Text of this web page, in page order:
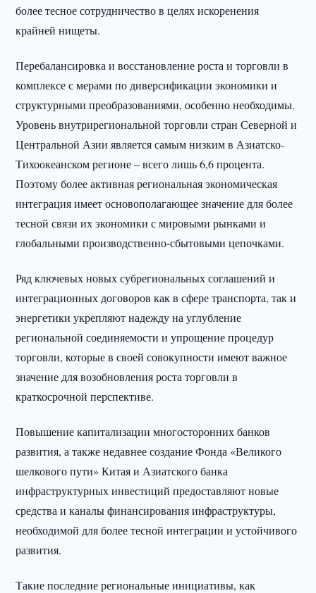
более тесное сотрудничество в целях искоренения
крайней нищеты.
Перебалансировка и восстановление роста и торговли в
комплексе с мерами по диверсификации экономики и
структурными преобразованиями, особенно необходимы.
Уровень внутрирегиональной торговли стран Северной и
Центральной Азии является самым низким в Азиатско-
Тихоокеанском регионе – всего лишь 6,6 процента.
Поэтому более активная региональная экономическая
интеграция имеет основополагающее значение для более
тесной связи их экономики с мировыми рынками и
глобальными производственно-сбытовыми цепочками.
Ряд ключевых новых субрегиональных соглашений и
интеграционных договоров как в сфере транспорта, так и
энергетики укрепляют надежду на углубление
региональной соединяемости и упрощение процедур
торговли, которые в своей совокупности имеют важное
значение для возобновления роста торговли в
краткосрочной перспективе.
Повышение капитализации многосторонних банков
развития, а также недавнее создание Фонда «Великого
шелкового пути» Китая и Азиатского банка
инфраструктурных инвестиций предоставляют новые
средства и каналы финансирования инфраструктуры,
необходимой для более тесной интеграции и устойчивого
развития.
Такие последние региональные инициативы, как